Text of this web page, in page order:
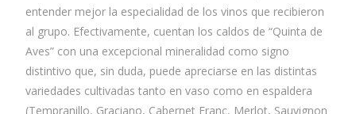
entender mejor la especialidad de los vinos que recibieron
al grupo. Efectivamente, cuentan los caldos de “Quinta de
Aves” con una excepcional mineralidad como signo
distintivo que, sin duda, puede apreciarse en las distintas
variedades cultivadas tanto en vaso como en espaldera
(Tempranillo, Graciano, Cabernet Franc, Merlot, Sauvignon